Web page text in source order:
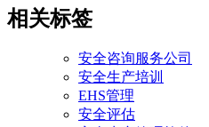
相关标签
安全咨询服务公司
安全生产培训
EHS管理
安全评估